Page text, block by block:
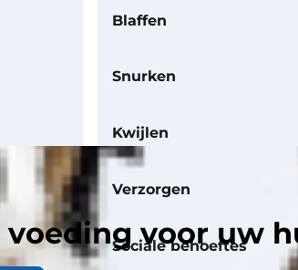
voor uw
Blaffen
Snurken
Kwijlen
Verzorgen
Sociale behoeftes